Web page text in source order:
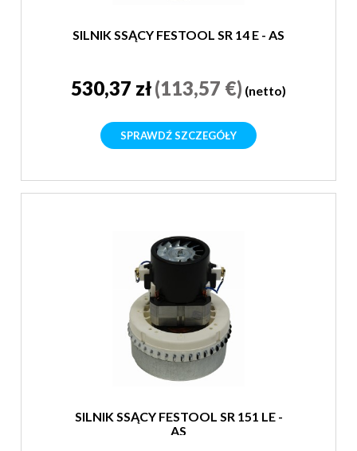
SILNIK SSĄCY FESTOOL SR 14 E - AS
530,37 zł(113,57 €) (netto)
SPRAWDŹ SZCZEGÓŁY
SILNIK SSĄCY FESTOOL SR 151 LE -
AS